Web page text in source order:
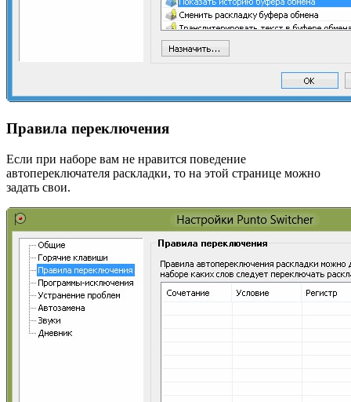
Правила переключения
Если при наборе вам не нравится поведение
автопереключателя раскладки, то на этой странице можно
задать свои.